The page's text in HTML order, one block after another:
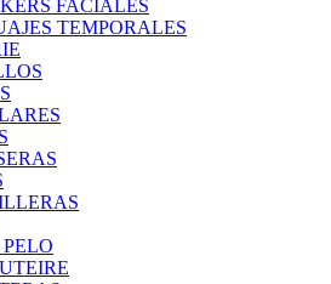
FACIALES
TEMPORALES